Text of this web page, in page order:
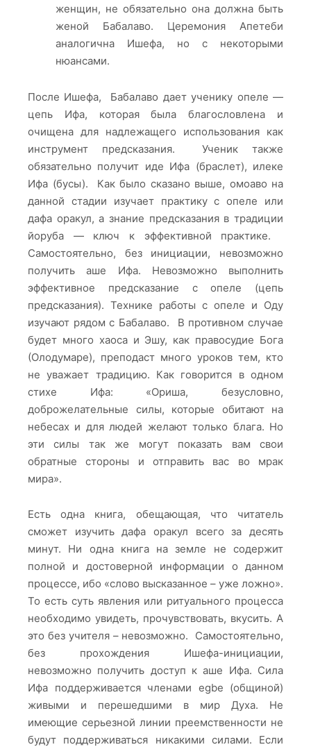
женщин, не обязательно она должна быть
женой Бабалаво. Церемония Апетеби
аналогична Ишефа, но с некоторыми
нюансами.
После Ишефа, Бабалаво дает ученику опеле —
цепь Ифа, которая была благословлена и
очищена для надлежащего использования как
инструмент предсказания. Ученик также
обязательно получит иде Ифа (браслет), илеке
Ифа (бусы). Как было сказано выше, омоаво на
данной стадии изучает практику с опеле или
дафа оракул, а знание предсказания в традиции
йоруба — ключ к эффективной практике.
Самостоятельно, без инициации, невозможно
получить аше Ифа. Невозможно выполнить
эффективное предсказание с опеле (цепь
предсказания). Технике работы с опеле и Оду
изучают рядом с Бабалаво. В противном случае
будет много хаоса и Эшу, как правосудие Бога
(Олодумаре), преподаст много уроков тем, кто
не уважает традицию. Как говорится в одном
стихе Ифа: «Ориша, безусловно,
доброжелательные силы, которые обитают на
небесах и для людей желают только блага. Но
эти силы так же могут показать вам свои
обратные стороны и отправить вас во мрак
мира».
Есть одна книга, обещающая, что читатель
сможет изучить дафа оракул всего за десять
минут. Ни одна книга на земле не содержит
полной и достоверной информации о данном
процессе, ибо «слово высказанное – уже ложно».
То есть суть явления или ритуального процесса
необходимо увидеть, прочувствовать, вкусить. А
это без учителя – невозможно. Самостоятельно,
без прохождения Ишефа-инициации,
невозможно получить доступ к аше Ифа. Сила
Ифа поддерживается членами egbe (общиной)
живыми и перешедшими в мир Духа. Не
имеющие серьезной линии преемственности не
будут поддерживаться никакими силами. Если